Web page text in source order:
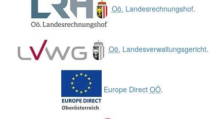
Oö. Landesrechnungshof.
Oö. Landesverwaltungsgericht.
Europe Direct OÖ.